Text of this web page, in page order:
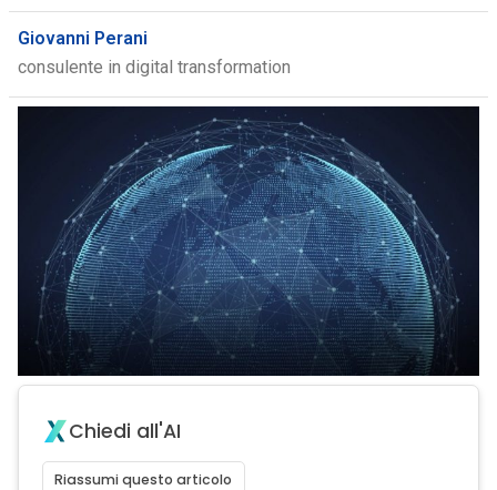
Giovanni Perani
consulente in digital transformation
Chiedi all'AI
Riassumi questo articolo